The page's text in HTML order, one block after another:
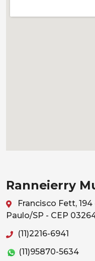
Ranneierry
Francisco Fett,
Paulo/SP - CEP
(11)2216-6941
(11)95870-5634